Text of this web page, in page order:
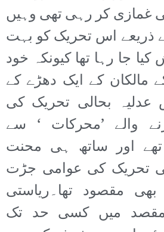
غمازی کر رہی تھی وہیں
کے ذریعے اس تحریک کو بہت
جا رہا تھا کیونکہ خود
کے مالکان کے ایک دھڑے کے
بحالی تحریک کی
والے ’محرکات ‘ سے
اور ساتھ ہی محنت
تحریک کی عوامی جڑت
بھی مقصود تھا۔ریاستی
مقصد میں کسی حد تک